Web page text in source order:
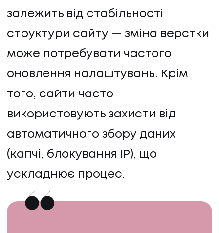
залежить від стабільності
структури сайту — зміна верстки
може потребувати частого
оновлення налаштувань. Крім
того, сайти часто
використовують захисти від
автоматичного збору даних
(капчі, блокування IP), що
ускладнює процес.